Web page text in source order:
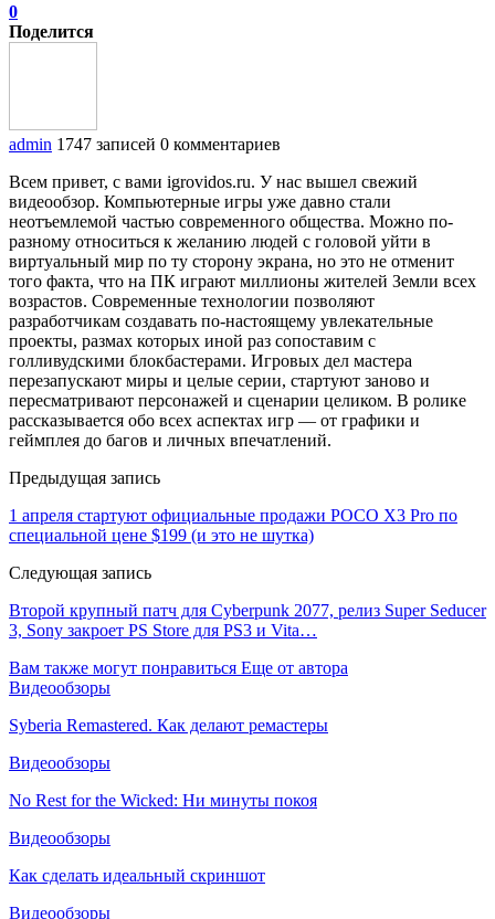
0
Поделится
admin 1747 записей 0 комментариев
Всем привет, с вами igrovidos.ru. У нас вышел свежий
видеообзор. Компьютерные игры уже давно стали
неотъемлемой частью современного общества. Можно по-
разному относиться к желанию людей с головой уйти в
виртуальный мир по ту сторону экрана, но это не отменит
того факта, что на ПК играют миллионы жителей Земли всех
возрастов. Современные технологии позволяют
разработчикам создавать по-настоящему увлекательные
проекты, размах которых иной раз сопоставим с
голливудскими блокбастерами. Игровых дел мастера
перезапускают миры и целые серии, стартуют заново и
пересматривают персонажей и сценарии целиком. В ролике
рассказывается обо всех аспектах игр — от графики и
геймплея до багов и личных впечатлений.
Предыдущая запись
1 апреля стартуют официальные продажи POCO X3 Pro по
специальной цене $199 (и это не шутка)
Следующая запись
Второй крупный патч для Cyberpunk 2077, релиз Super Seducer
3, Sony закроет PS Store для PS3 и Vita…
Вам также могут понравиться Еще от автора
Видеообзоры
Syberia Remastered. Как делают ремастеры
Видеообзоры
No Rest for the Wicked: Ни минуты покоя
Видеообзоры
Как сделать идеальный скриншот
Видеообзоры